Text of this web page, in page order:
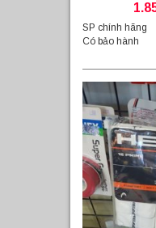
SP chính hãng
Có bảo hành